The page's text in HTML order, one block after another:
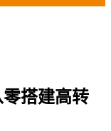
搭建高转